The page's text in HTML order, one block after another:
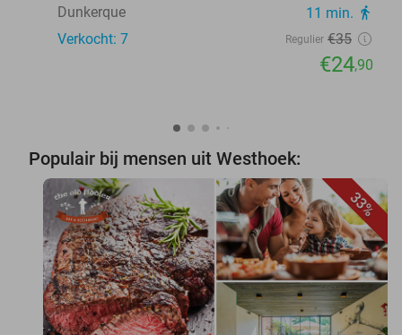
Dunkerque
11 min. directions_walk
Verkocht: 7 Regulier €35
€24,90
Populair bij mensen uit Westhoek:
33%